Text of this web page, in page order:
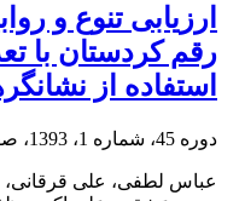
ارزیابی تنوع و
رقم کردستان با
استفاده از
دوره 45، شماره 1، 1393، صفحه
عباس لطفی، علی قرقانی،